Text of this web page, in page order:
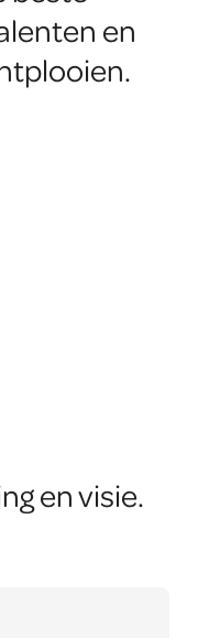
en
en visie.